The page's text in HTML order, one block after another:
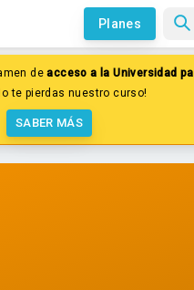
Planes
deacceso a la Universidad
te pierdas nuestro curso!
SABER MÁS